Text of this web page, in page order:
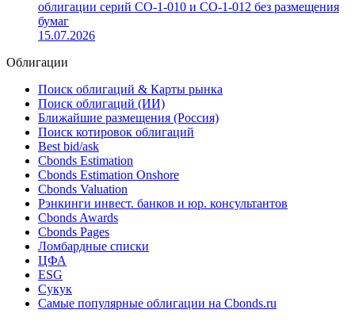
Совкомбанк разместил структурные облигации серий
СО-1-013 и СО-1-014
27.07.2026
облигации серий СО-1-010 и СО-1-012 без размещения
15.07.2026
Облигации
Поиск облигаций & Карты рынка
Поиск облигаций (ИИ)
Ближайшие размещения (Россия)
Поиск котировок облигаций
Best bid/ask
Cbonds Estimation
Cbonds Estimation Onshore
Cbonds Valuation
Рэнкинги инвест. банков и юр. консультантов
Cbonds Awards
Cbonds Pages
Ломбардные списки